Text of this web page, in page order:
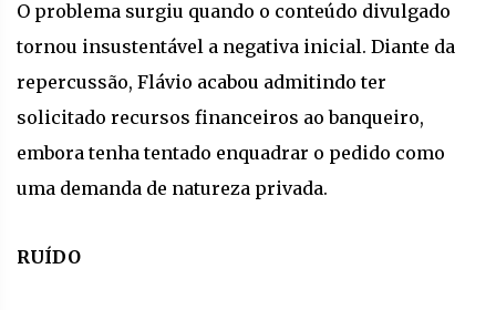
O problema surgiu quando o conteúdo divulgado
tornou insustentável a negativa inicial. Diante da
repercussão, Flávio acabou admitindo ter
solicitado recursos financeiros ao banqueiro,
embora tenha tentado enquadrar o pedido como
uma demanda de natureza privada.
RUÍDO